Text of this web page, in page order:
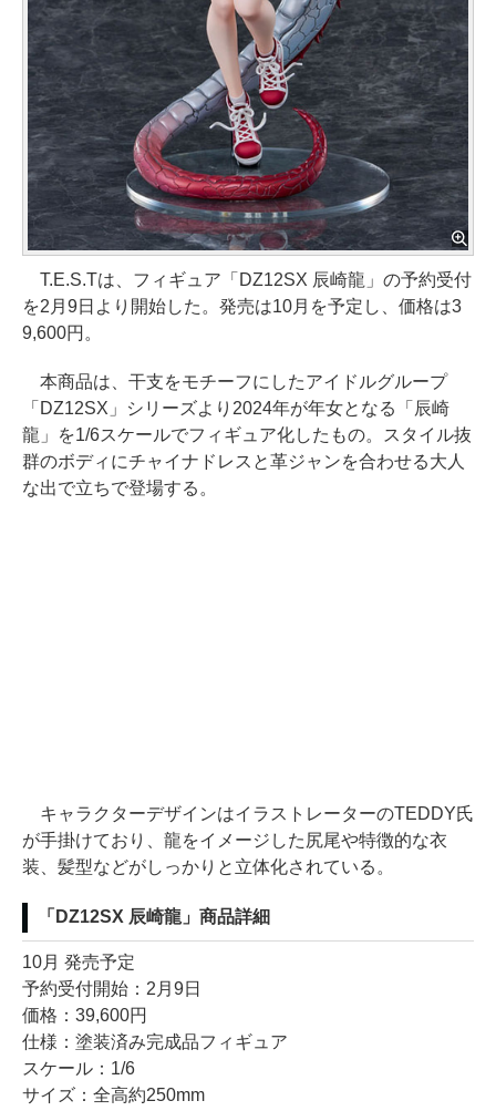
T.E.S.Tは、フィギュア「DZ12SX 辰崎龍」の予約受付
を2月9日より開始した。発売は10月を予定し、価格は3
9,600円。
本商品は、干支をモチーフにしたアイドルグループ
「DZ12SX」シリーズより2024年が年女となる「辰崎
龍」を1/6スケールでフィギュア化したもの。スタイル抜
群のボディにチャイナドレスと革ジャンを合わせる大人
な出で立ちで登場する。
キャラクターデザインはイラストレーターのTEDDY氏
が手掛けており、龍をイメージした尻尾や特徴的な衣
装、髪型などがしっかりと立体化されている。
「DZ12SX 辰崎龍」商品詳細
10月 発売予定
予約受付開始：2月9日
価格：39,600円
仕様：塗装済み完成品フィギュア
スケール：1/6
サイズ：全高約250mm